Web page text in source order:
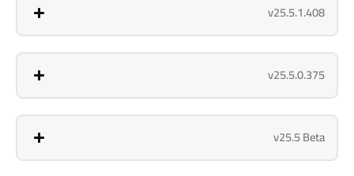
v25.5.1.408
v25.5.0.375
v25.5 Beta